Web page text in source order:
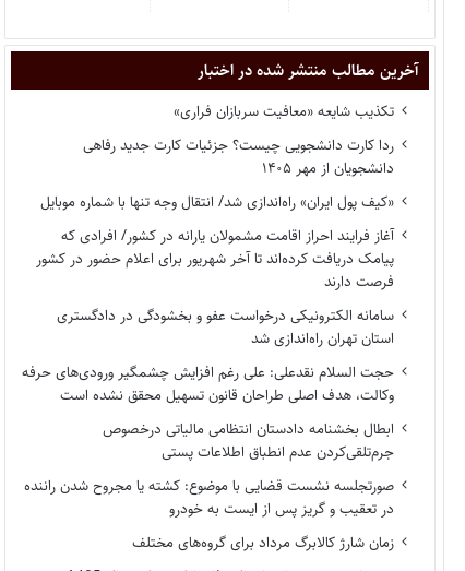
آخرین مطالب منتشر شده در اختبار
تکذیب شایعه «معافیت سربازان فراری»
ردا کارت دانشجویی چیست؟ جزئیات کارت جدید رفاهی
دانشجویان از مهر ۱۴۰۵
«کیف پول ایران» راه‌اندازی شد/ انتقال وجه تنها با شماره موبایل
آغاز فرایند احراز اقامت مشمولان یارانه در کشور/ افرادی که
پیامک دریافت کرده‌اند تا آخر شهریور برای اعلام حضور در کشور
فرصت دارند
سامانه الکترونیکی درخواست عفو و بخشودگی در دادگستری
استان تهران راه‌اندازی شد
حجت السلام نقدعلی: علی رغم افزایش چشمگیر ورودی‌های حرفه
وکالت، هدف اصلی طراحان قانون تسهیل محقق نشده است
ابطال بخشنامه دادستان انتظامی مالیاتی درخصوص
جرم‌تلقی‌کردن عدم انطباق اطلاعات پستی
صورتجلسه نشست قضایی با موضوع: کشته یا مجروح شدن راننده
در تعقیب و گریز پس از ایست به خودرو
زمان شارژ کالابرگ مرداد برای گروه‌های مختلف